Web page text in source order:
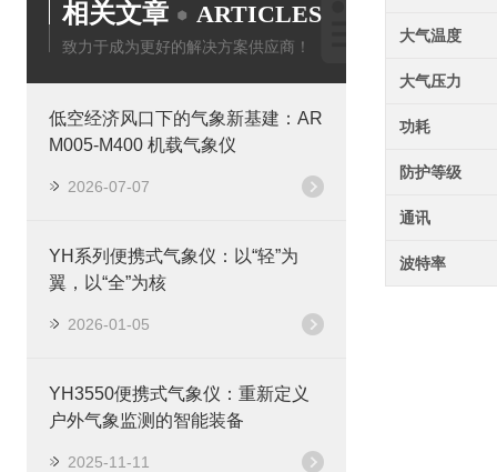
相关文章 ARTICLES
致力于成为更好的解决方案供应商！
低空经济风口下的气象新基建：AR
M005-M400 机载气象仪
2026-07-07
YH系列便携式气象仪：以“轻”为
翼，以“全”为核
2026-01-05
YH3550便携式气象仪：重新定义
户外气象监测的智能装备
2025-11-11
大气温度
大气压力
功耗
防护等级
通讯
波特率